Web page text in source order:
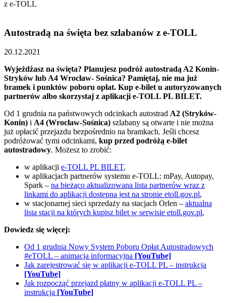
z e-TOLL
Autostradą na święta bez szlabanów z e-TOLL
20.12.2021
Wyjeżdżasz na święta? Planujesz podróż autostradą A2 Konin-
Stryków lub A4 Wrocław- Sośnica? Pamiętaj, nie ma już
bramek i punktów poboru opłat. Kup e-bilet u autoryzowanych
partnerów albo skorzystaj z aplikacji e-TOLL PL BILET.
Od 1 grudnia na państwowych odcinkach autostrad A2 (Stryków-
Konin) i A4 (Wrocław-Sośnica) szlabany są otwarte i nie można
już opłacić przejazdu bezpośrednio na bramkach. Jeśli chcesz
podróżować tymi odcinkami, kup przed podróżą e-bilet
autostradowy. Możesz to zrobić:
w aplikacji e-TOLL PL BILET,
w aplikacjach partnerów systemu e-TOLL: mPay, Autopay,
Spark – na bieżąco aktualizowana lista partnerów wraz z
linkami do aplikacji dostępna jest na stronie etoll.gov.pl,
w stacjonarnej sieci sprzedaży na stacjach Orlen – aktualna
lista stacji na których kupisz bilet w serwisie etoll.gov.pl,
Dowiedz się więcej:
Od 1 grudnia Nowy System Poboru Opłat Autostradowych
#eTOLL – animacja informacyjna [YouTube]
Jak zarejestrować się w aplikacji e-TOLL PL – instrukcja
[YouTube]
Jak rozpocząć przejazd płatny w aplikacji e-TOLL PL –
instrukcja [YouTube]